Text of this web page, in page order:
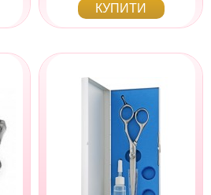
КУПИТИ